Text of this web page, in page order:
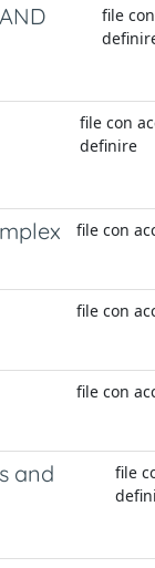
file
file con
definire
file con
file con
file con
and
file